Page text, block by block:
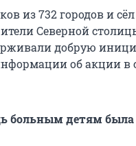
из 732 городов и
Северной
добрую
об акции в
детям была